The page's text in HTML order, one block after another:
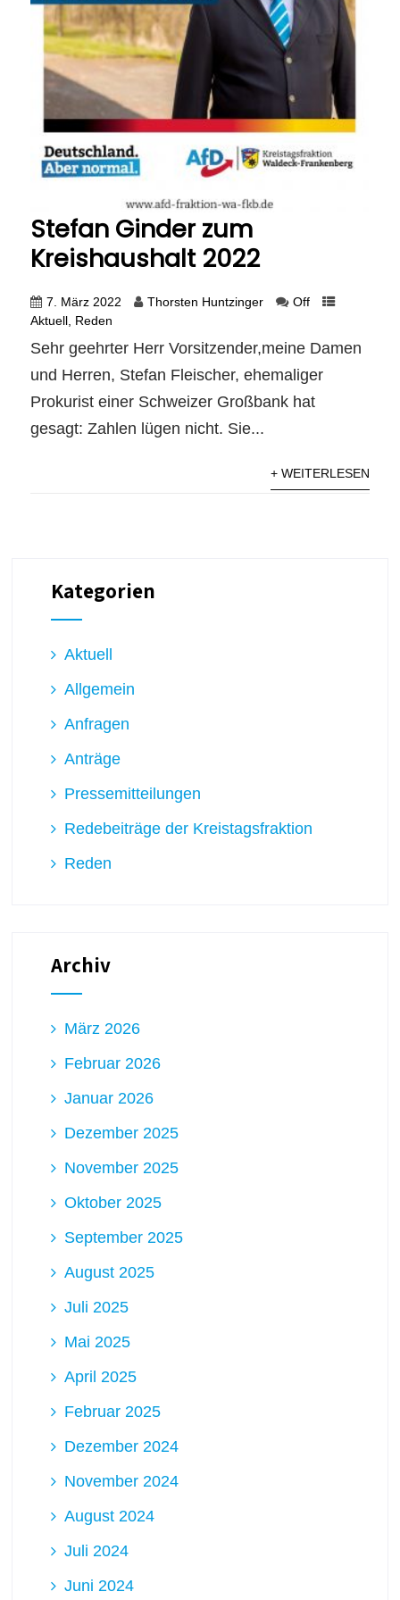
Stefan Ginder zum
Kreishaushalt 2022
7. März 2022 Thorsten Huntzinger
Off
Aktuell, Reden
Sehr geehrter Herr Vorsitzender,meine Damen
und Herren, Stefan Fleischer, ehemaliger
Prokurist einer Schweizer Großbank hat
gesagt: Zahlen lügen nicht. Sie...
+ WEITERLESEN
Kategorien
Aktuell
Allgemein
Anfragen
Anträge
Pressemitteilungen
Redebeiträge der Kreistagsfraktion
Reden
Archiv
März 2026
Februar 2026
Januar 2026
Dezember 2025
November 2025
Oktober 2025
September 2025
August 2025
Juli 2025
Mai 2025
April 2025
Februar 2025
Dezember 2024
November 2024
August 2024
Juli 2024
Juni 2024